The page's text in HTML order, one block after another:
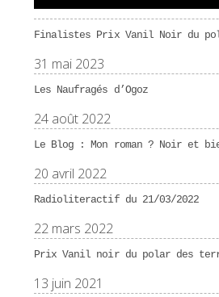
Finalistes Prix Vanil Noir du
31 mai 2023
Les Naufragés d’Ogoz
24 août 2022
Le Blog : Mon roman ? Noir et
20 avril 2022
Radioliteractif du 21/03/2022
22 mars 2022
Prix Vanil noir du polar des
13 juin 2021